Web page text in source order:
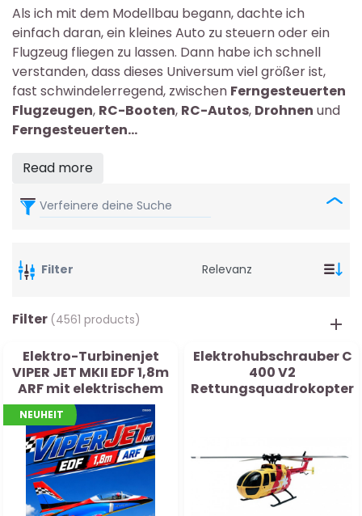
Als ich mit dem Modellbau begann, dachte ich
einfach daran, ein kleines Auto zu steuern oder ein
Flugzeug fliegen zu lassen. Dann habe ich schnell
verstanden, dass dieses Universum viel größer ist,
fast schwindelerregend, zwischen Ferngesteuerten
Flugzeugen, RC-Booten, RC-Autos, Drohnen und
Ferngesteuerten...
Read more
Verfeinere deine Suche
Filter
Elektro-Turbinenjet
VIPER JET MKII EDF 1,8m
ARF mit elektrischem
Einziehfahrwerk
NEUHEIT
Elektrohubschrauber C
400 V2
Rettungsquadrokopter
Filter (4561 products)